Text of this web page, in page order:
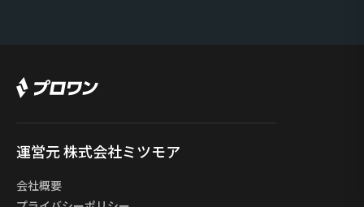
運営元 株式会社ミツモア
会社概要